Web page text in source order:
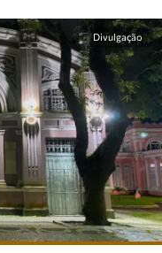
Divulgação